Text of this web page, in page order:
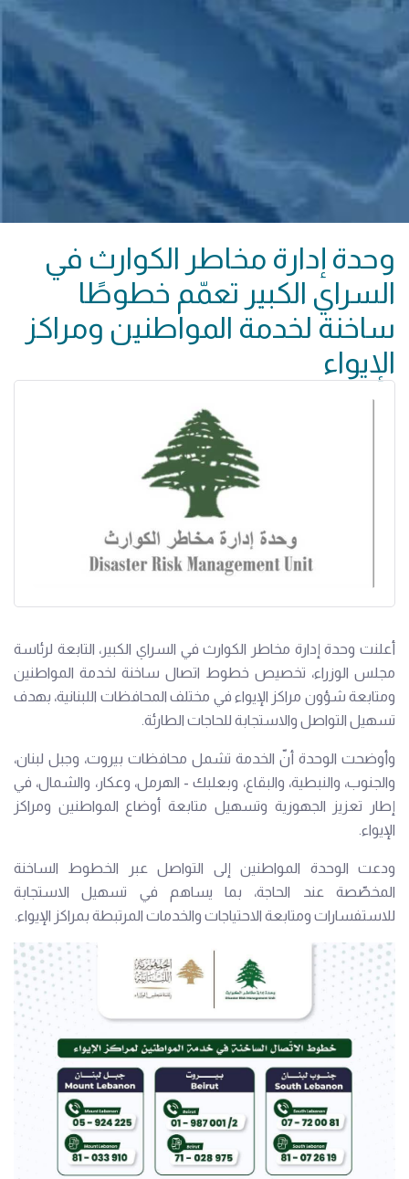
وحدة إدارة مخاطر الكوارث في
السراي الكبير تعمّم خطوطًا
ساخنة لخدمة المواطنين ومراكز
الإيواء
أعلنت وحدة إدارة مخاطر الكوارث في السراي الكبير، التابعة لرئاسة
مجلس الوزراء، تخصيص خطوط اتصال ساخنة لخدمة المواطنين
ومتابعة شؤون مراكز الإيواء في مختلف المحافظات اللبنانية، بهدف
تسهيل التواصل والاستجابة للحاجات الطارئة.
وأوضحت الوحدة أنّ الخدمة تشمل محافظات بيروت، وجبل لبنان،
والجنوب، والنبطية، والبقاع، وبعلبك - الهرمل، وعكار، والشمال، في
إطار تعزيز الجهوزية وتسهيل متابعة أوضاع المواطنين ومراكز
الإيواء.
ودعت الوحدة المواطنين إلى التواصل عبر الخطوط الساخنة
المخصّصة عند الحاجة، بما يساهم في تسهيل الاستجابة
للاستفسارات ومتابعة الاحتياجات والخدمات المرتبطة بمراكز الإيواء.